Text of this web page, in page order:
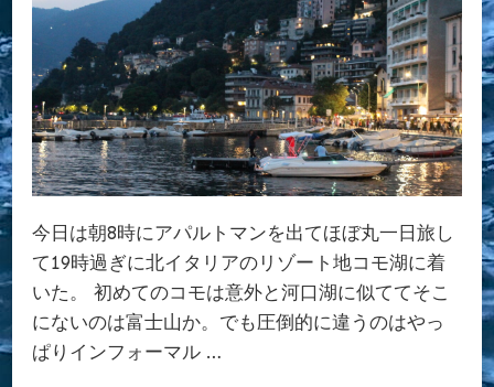
今日は朝8時にアパルトマンを出てほぼ丸一日旅し
て19時過ぎに北イタリアのリゾート地コモ湖に着
いた。 初めてのコモは意外と河口湖に似ててそこ
にないのは富士山か。でも圧倒的に違うのはやっ
ぱりインフォーマル …